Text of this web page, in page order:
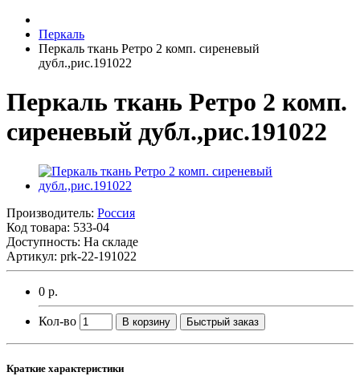
Перкаль
Перкаль ткань Ретро 2 комп. сиреневый
дубл.,рис.191022
Перкаль ткань Ретро 2 комп.
сиреневый дубл.,рис.191022
Производитель: Россия
Код товара: 533-04
Доступность: На складе
Артикул: prk-22-191022
0 р.
Кол-во В корзину Быстрый заказ
Краткие характеристики